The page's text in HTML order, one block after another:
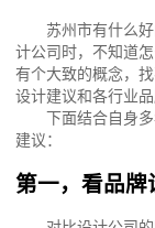
苏州市有什么
计公司时，不知道
有个大致的概念，
设计建议和各行业品
下面结合自身
建议：
第一，看品